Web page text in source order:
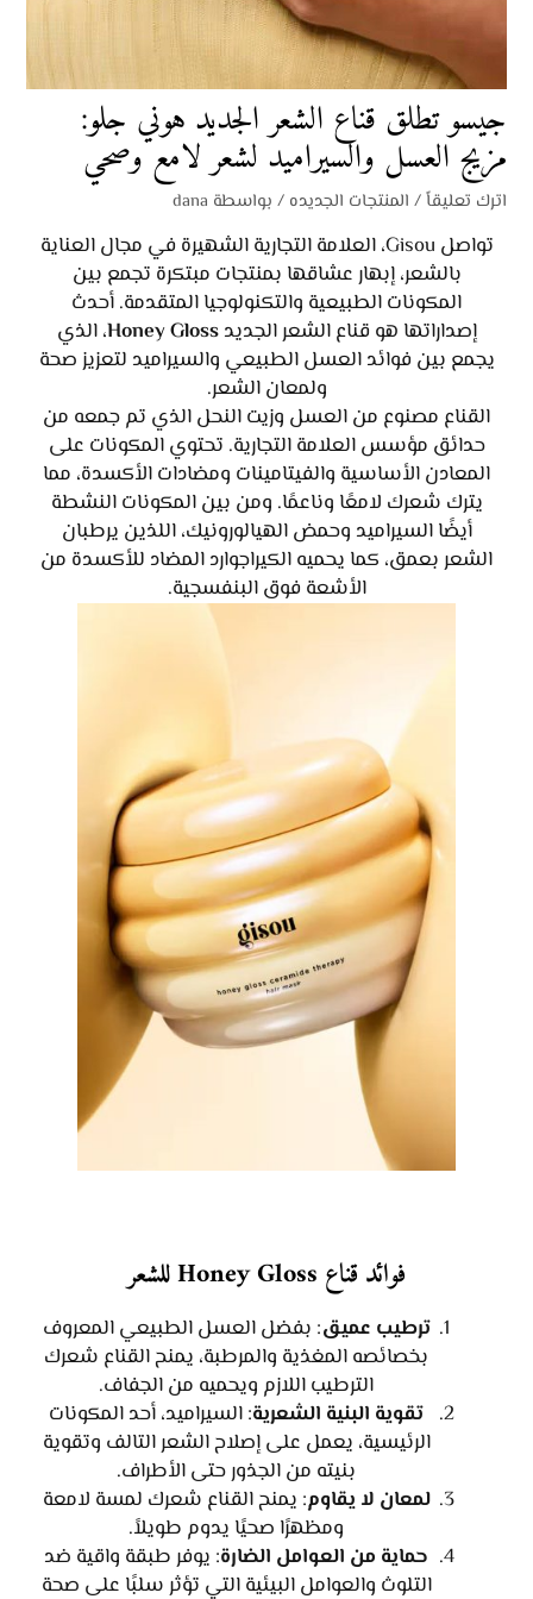
جيسو تطلق قناع الشعر الجديد هوني جلو:
مزيج العسل والسيراميد لشعر لامع وصحي
اترك تعليقاً/ المنتجات الجديده / بواسطة dana
تواصل Gisou، العلامة التجارية الشهيرة في مجال العناية
بالشعر، إبهار عشاقها بمنتجات مبتكرة تجمع بين
المكونات الطبيعية والتكنولوجيا المتقدمة. أحدث
إصداراتها هو قناع الشعر الجديدHoney Gloss، الذي
يجمع بين فوائد العسل الطبيعي والسيراميد لتعزيز صحة
ولمعان الشعر.
القناع مصنوع من العسل وزيت النحل الذي تم جمعه من
حدائق مؤسس العلامة التجارية. تحتوي المكونات على
المعادن الأساسية والفيتامينات ومضادات الأكسدة، مما
يترك شعرك لامعًا وناعمًا. ومن بين المكونات النشطة
أيضًا السيراميد وحمض الهيالورونيك، اللذين يرطبان
الشعر بعمق، كما يحميه الكيراجوارد المضاد للأكسدة من
الأشعة فوق البنفسجية.
فوائد قناع Honey Gloss للشعر
ترطيب عميق: بفضل العسل الطبيعي المعروف
بخصائصه المغذية والمرطبة، يمنح القناع شعرك
الترطيب اللازم ويحميه من الجفاف.
تقوية البنية الشعرية: السيراميد، أحد المكونات
الرئيسية، يعمل على إصلاح الشعر التالف وتقوية
بنيته من الجذور حتى الأطراف.
لمعان لا يقاوم: يمنح القناع شعرك لمسة لامعة
ومظهرًا صحيًا يدوم طويلاً.
حماية من العوامل الضارة: يوفر طبقة واقية ضد
التلوث والعوامل البيئية التي تؤثر سلبًا على صحة